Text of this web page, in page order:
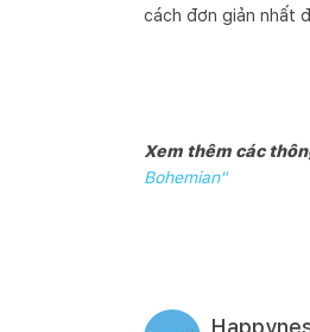
cách đơn giản nhất
Xem thêm các
Bohemian"